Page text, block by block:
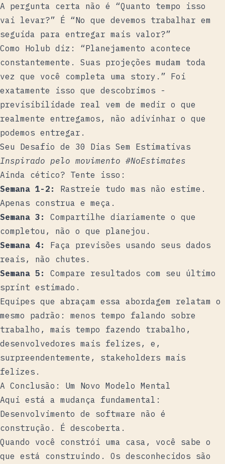
A pergunta certa não é “Quanto tempo isso
vai levar?” É “No que devemos trabalhar em
seguida para entregar mais valor?”
Como Holub diz: “Planejamento acontece
constantemente. Suas projeções mudam toda
vez que você completa uma story.” Foi
exatamente isso que descobrimos -
previsibilidade real vem de medir o que
realmente entregamos, não adivinhar o que
podemos entregar.
Seu Desafio de 30 Dias Sem Estimativas
Inspirado pelo movimento #NoEstimates
Ainda cético? Tente isso:
Semana 1-2:
Rastreie tudo mas não estime.
Apenas construa e meça.
Semana 3:
Compartilhe diariamente o que
completou, não o que planejou.
Semana 4:
Faça previsões usando seus dados
reais, não chutes.
Semana 5:
Compare resultados com seu último
sprint estimado.
Equipes que abraçam essa abordagem relatam o
mesmo padrão: menos tempo falando sobre
trabalho, mais tempo fazendo trabalho,
desenvolvedores mais felizes, e,
surpreendentemente, stakeholders mais
felizes.
A Conclusão: Um Novo Modelo Mental
Aqui está a mudança fundamental:
Desenvolvimento de software não é
construção. É descoberta.
Quando você constrói uma casa, você sabe o
que está construindo. Os desconhecidos são